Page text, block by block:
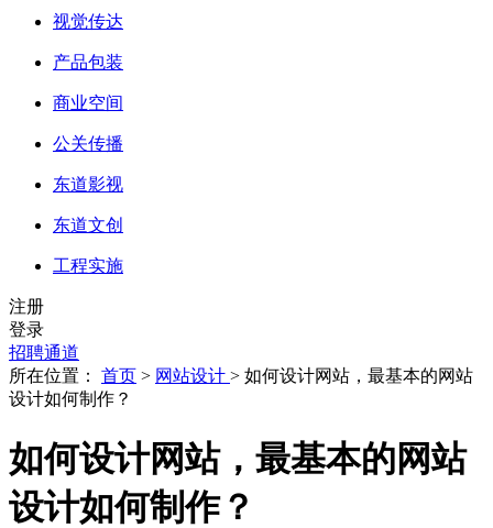
视觉传达
产品包装
商业空间
公关传播
东道影视
东道文创
工程实施
注册
登录
招聘通道
所在位置： 首页 > 网站设计 > 如何设计网站，最基本的网站
设计如何制作？
如何设计网站，最基本的网站
设计如何制作？